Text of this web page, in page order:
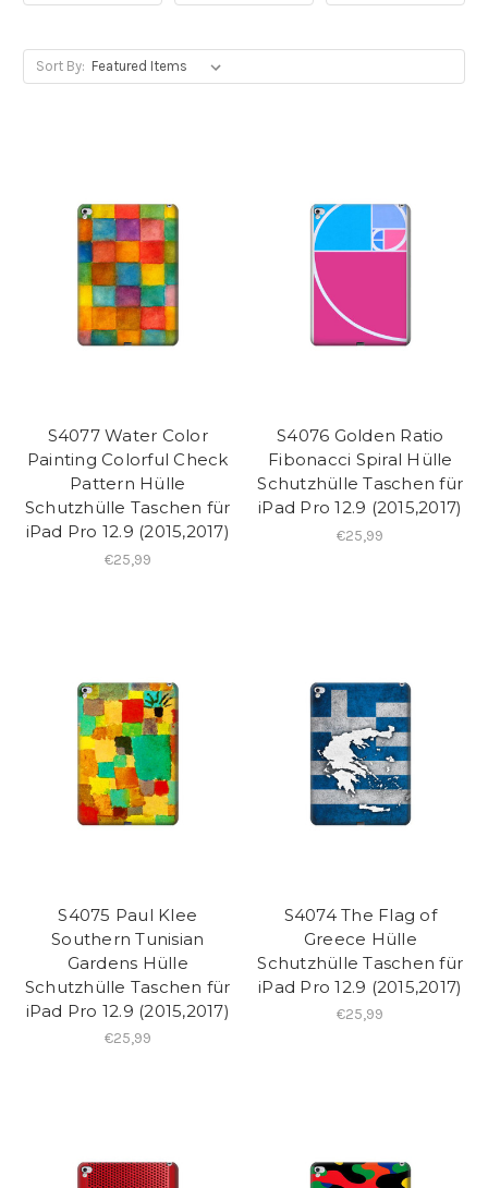
Sort By:
S4077 Water Color
Painting Colorful Check
Pattern Hülle
Schutzhülle Taschen für
iPad Pro 12.9 (2015,2017)
€25,99
S4076 Golden Ratio
Fibonacci Spiral Hülle
Schutzhülle Taschen für
iPad Pro 12.9 (2015,2017)
€25,99
S4075 Paul Klee
Southern Tunisian
Gardens Hülle
Schutzhülle Taschen für
iPad Pro 12.9 (2015,2017)
€25,99
S4074 The Flag of
Greece Hülle
Schutzhülle Taschen für
iPad Pro 12.9 (2015,2017)
€25,99